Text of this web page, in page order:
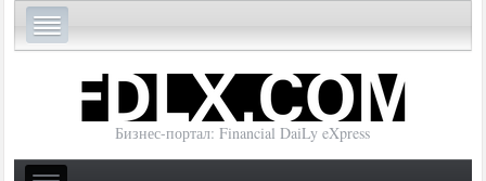
Бизнес-портал: Financial DaiLy eXpress